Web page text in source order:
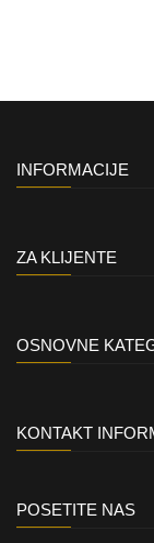
INFORMACIJE
ZA KLIJENTE
OSNOVNE
KONTAKT
POSETITE NAS